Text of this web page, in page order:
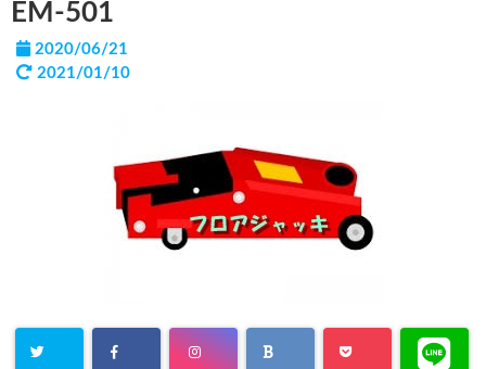
EM-501
2020/06/21
2021/01/10